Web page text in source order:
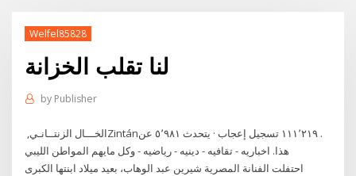
Welfel85828
لنا تقلب الخزانة
by Publisher
‏الخـــال الزنتــانـي‏, ‏‎Zintán‎‏. ‏‏١١١٬٢١٩‏ تسجيل إعجاب · يتحدث ‏٥٬٩٨١‏ عن
هذا‏. ‏اخباريه - تقافيه - دينيه - رياضيه - وكل مايهم المواطن الليبي‏
احتفلت الفنانة المصرية شيرين عبد الوهاب، بعيد ميلاد ابنتها الكبرى